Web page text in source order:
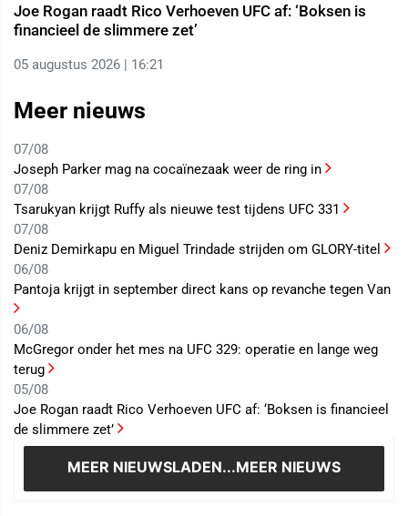
Joe Rogan raadt Rico Verhoeven UFC af: ‘Boksen is
financieel de slimmere zet’
05 augustus 2026 | 16:21
Meer nieuws
07/08
Joseph Parker mag na cocaïnezaak weer de ring in
07/08
Tsarukyan krijgt Ruffy als nieuwe test tijdens UFC 331
07/08
Deniz Demirkapu en Miguel Trindade strijden om GLORY-titel
06/08
Pantoja krijgt in september direct kans op revanche tegen Van
06/08
McGregor onder het mes na UFC 329: operatie en lange weg
terug
05/08
Joe Rogan raadt Rico Verhoeven UFC af: ‘Boksen is financieel
de slimmere zet’
MEER NIEUWSLADEN...MEER NIEUWS